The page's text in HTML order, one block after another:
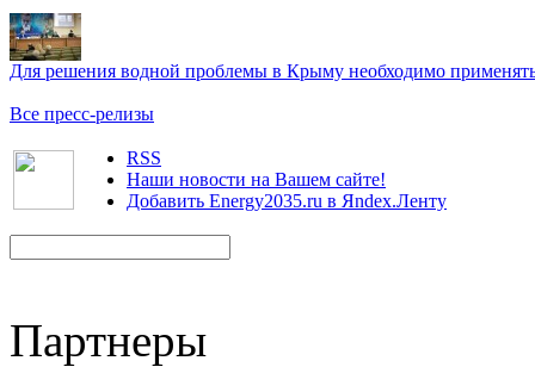
Для решения водной проблемы в Крыму необходимо
Все пресс-релизы
RSS
Наши новости на Вашем сайте!
Добавить Energy2035.ru в Яndex.Ленту
Партнеры